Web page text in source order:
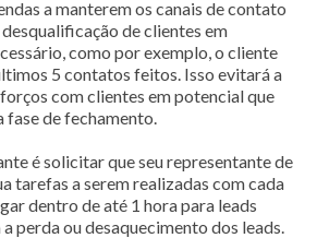
a manterem os canais de contato
de clientes em
como por exemplo, o cliente
5 contatos feitos. Isso evitará a
com clientes em potencial que
fase de fechamento.
é solicitar que seu representante de
tarefas a serem realizadas com cada
dentro de até 1 hora para leads
perda ou desaquecimento dos leads.